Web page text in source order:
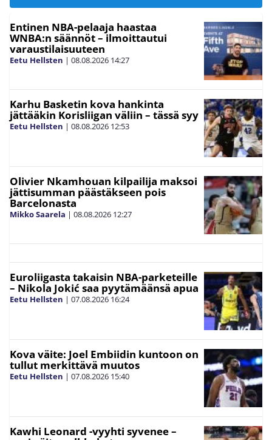
Entinen NBA-pelaaja haastaa
WNBA:n säännöt – ilmoittautui
varaustilaisuuteen
Eetu Hellsten | 08.08.2026 14:27
Karhu Basketin kova hankinta
jättääkin Korisliigan väliin – tässä syy
Eetu Hellsten | 08.08.2026 12:53
Olivier Nkamhouan kilpailija maksoi
jättisumman päästäkseen pois
Barcelonasta
Mikko Saarela | 08.08.2026 12:27
Euroliigasta takaisin NBA-parketeille
– Nikola Jokić saa pyytämäänsä apua
Eetu Hellsten | 07.08.2026 16:24
Kova väite: Joel Embiidin kuntoon on
tullut merkittävä muutos
Eetu Hellsten | 07.08.2026 15:40
Kawhi Leonard -vyyhti syvenee –